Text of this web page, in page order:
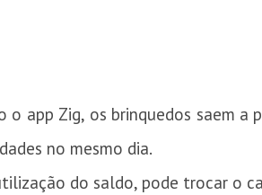
o app Zig, os brinquedos saem a
no mesmo dia.
do saldo, pode trocar o